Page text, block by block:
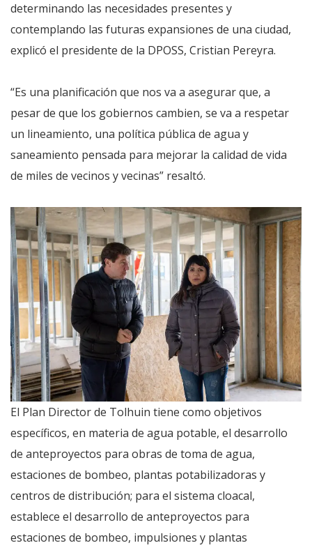
determinando las necesidades presentes y
contemplando las futuras expansiones de una ciudad,
explicó el presidente de la DPOSS, Cristian Pereyra.
“Es una planificación que nos va a asegurar que, a
pesar de que los gobiernos cambien, se va a respetar
un lineamiento, una política pública de agua y
saneamiento pensada para mejorar la calidad de vida
de miles de vecinos y vecinas” resaltó.
El Plan Director de Tolhuin tiene como objetivos
específicos, en materia de agua potable, el desarrollo
de anteproyectos para obras de toma de agua,
estaciones de bombeo, plantas potabilizadoras y
centros de distribución; para el sistema cloacal,
establece el desarrollo de anteproyectos para
estaciones de bombeo, impulsiones y plantas